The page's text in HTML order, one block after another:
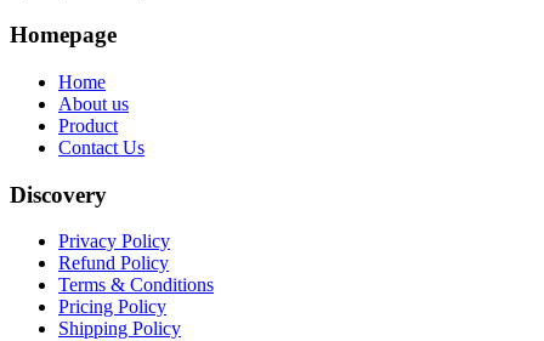
Homepage
Home
About us
Product
Contact Us
Discovery
Privacy Policy
Refund Policy
Terms & Conditions
Pricing Policy
Shipping Policy